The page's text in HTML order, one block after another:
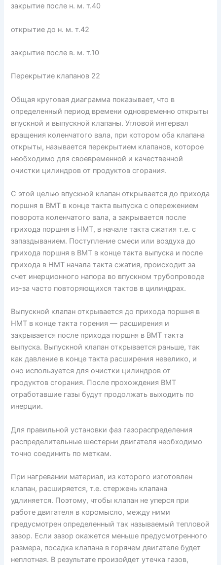
закрытие после н. м. т.40
открытие до н. м. т.42
закрытие после в. м. т.10
Перекрытие клапанов 22
Общая круговая диаграмма показывает, что в
определенный период времени одновременно открыты
впускной и выпускной клапаны. Угловой интервал
вращения коленчатого вала, при котором оба клапана
открыты, называется перекрытием клапанов, которое
необходимо для своевременной и качественной
очистки цилиндров от продуктов сгорания.
С этой целью впускной клапан открывается до прихода
поршня в ВМТ в конце такта выпуска с опережением
поворота коленчатого вала, а закрывается после
прихода поршня в НМТ, в начале такта сжатия т.е. с
запаздыванием. Поступление смеси или воздуха до
прихода поршня в ВМТ в конце такта выпуска и после
прихода в НМТ начала такта сжатия, происходит за
счет инерционного напора во впускном трубопроводе
из-за часто повторяющихся тактов в цилиндрах.
Выпускной клапан открывается до прихода поршня в
НМТ в конце такта горения — расширения и
закрывается после прихода поршня в ВМТ такта
выпуска. Выпускной клапан открывается раньше, так
как давление в конце такта расширения невелико, и
оно используется для очистки цилиндров от
продуктов сгорания. После прохождения ВМТ
отработавшие газы будут продолжать выходить по
инерции.
Для правильной установки фаз газораспределения
распределительные шестерни двигателя необходимо
точно соединить по меткам.
При нагревании материал, из которого изготовлен
клапан, расширяется, т.е. стержень клапана
удлиняется. Поэтому, чтобы клапан не уперся при
работе двигателя в коромысло, между ними
предусмотрен определенный так называемый тепловой
зазор. Если зазор окажется меньше предусмотренного
размера, посадка клапана в горячем двигателе будет
неплотная. В результате произойдет утечка газов,